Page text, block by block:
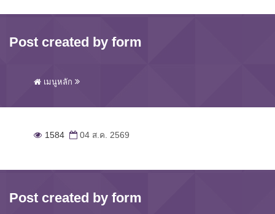
Post created by form
เมนูหลัก
1584 04 ส.ค. 2569
Post created by form